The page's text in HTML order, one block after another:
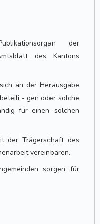
der
des Kantons
an der Herausgabe
- gen oder solche
für einen solchen
der Trägerschaft des
vereinbaren.
sorgen für